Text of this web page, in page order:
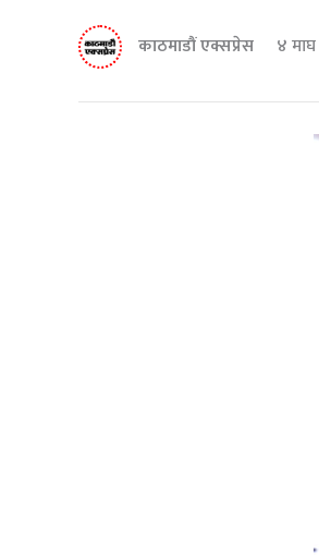
काठमाडौं एक्सप्रेस ४